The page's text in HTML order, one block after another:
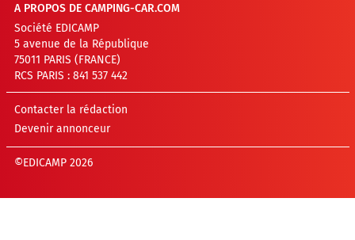
A PROPOS DE CAMPING-CAR.COM
Société EDICAMP
5 avenue de la République
75011 PARIS (FRANCE)
RCS PARIS : 841 537 442
Contacter la rédaction
Devenir annonceur
©EDICAMP 2026